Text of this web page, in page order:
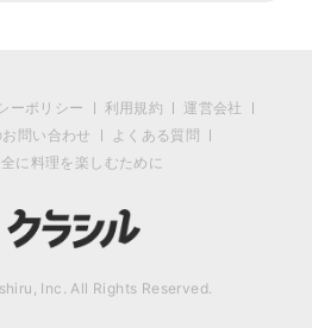
ーポリシー 利用規約
運営会社
問い合わせ
よくある質問
に料理を楽しむために
Inc. All Rights Reserved.